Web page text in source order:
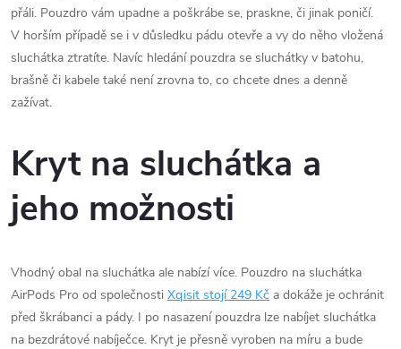
přáli. Pouzdro vám upadne a poškrábe se, praskne, či jinak poničí.
V horším případě se i v důsledku pádu otevře a vy do něho vložená
sluchátka ztratíte. Navíc hledání pouzdra se sluchátky v batohu,
brašně či kabele také není zrovna to, co chcete dnes a denně
zažívat.
Kryt na sluchátka a
jeho možnosti
Vhodný obal na sluchátka ale nabízí více. Pouzdro na sluchátka
AirPods Pro od společnosti Xqisit stojí 249 Kč a dokáže je ochránit
před škrábanci a pády. I po nasazení pouzdra lze nabíjet sluchátka
na bezdrátové nabíječce. Kryt je přesně vyroben na míru a bude